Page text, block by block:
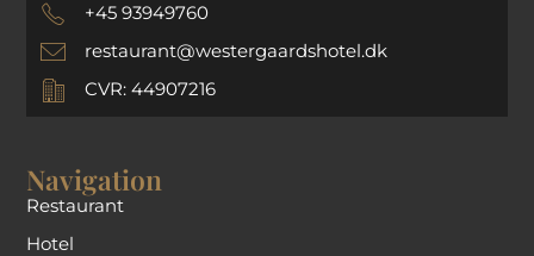
+45 93949760
restaurant@westergaardshotel.dk
CVR: 44907216
Navigation
Restaurant
Hotel